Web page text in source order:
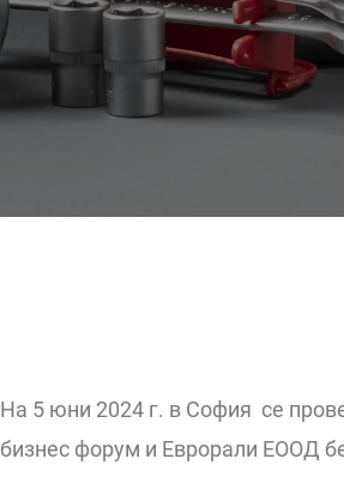
На 5 юни 2024 г. в София се
бизнес форум и Еврорали ЕООД